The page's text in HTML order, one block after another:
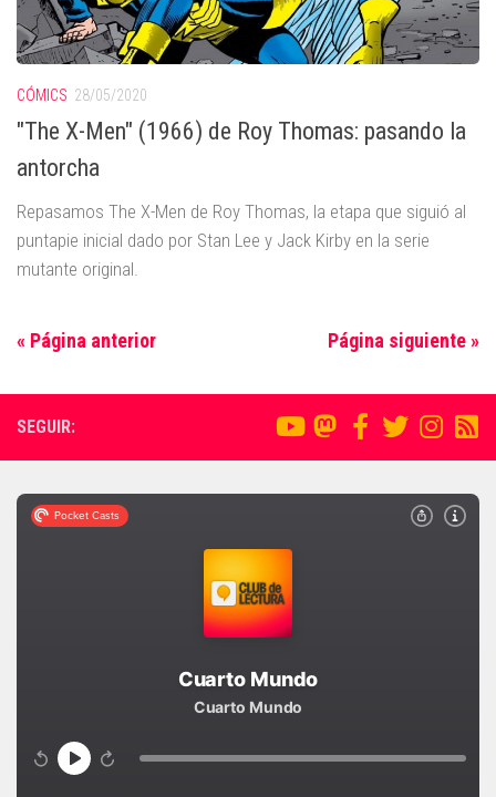
CÓMICS 28/05/2020
"The X-Men" (1966) de Roy Thomas: pasando la
antorcha
Repasamos The X-Men de Roy Thomas, la etapa que siguió al
puntapie inicial dado por Stan Lee y Jack Kirby en la serie
mutante original.
« Página anterior Página siguiente »
SEGUIR: